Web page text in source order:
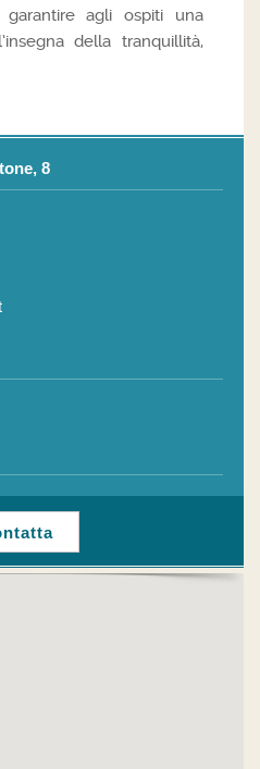
agli ospiti una
della tranquillità,
8